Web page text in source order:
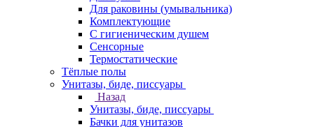
Для раковины (умывальника)
Комплектующие
С гигиеническим душем
Сенсорные
Термостатические
Тёплые полы
Унитазы, биде, писсуары
Назад
Унитазы, биде, писсуары
Бачки для унитазов